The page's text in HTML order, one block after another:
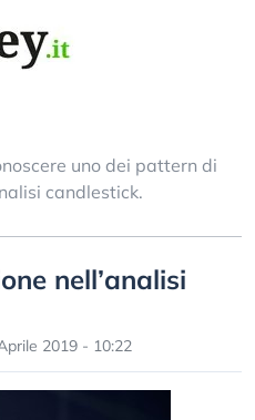
uno dei pattern di
candlestick.
nell’analisi
2019 - 10:22